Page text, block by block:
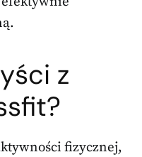
z
fizycznej,